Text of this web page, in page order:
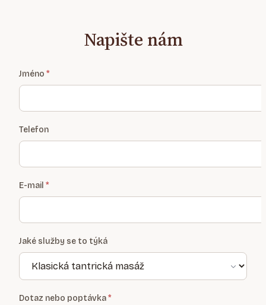
Napište nám
Jméno
Telefon
E-mail
Jaké služby se to týká
Dotaz nebo poptávka